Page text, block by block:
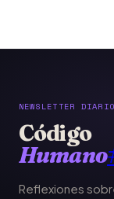
NEWSLETTER DIARIO
Código
Humano
Reflexiones